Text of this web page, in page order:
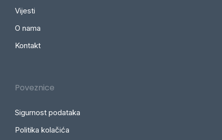
Vijesti
O nama
Kontakt
Poveznice
Sigurnost podataka
Politika kolačića